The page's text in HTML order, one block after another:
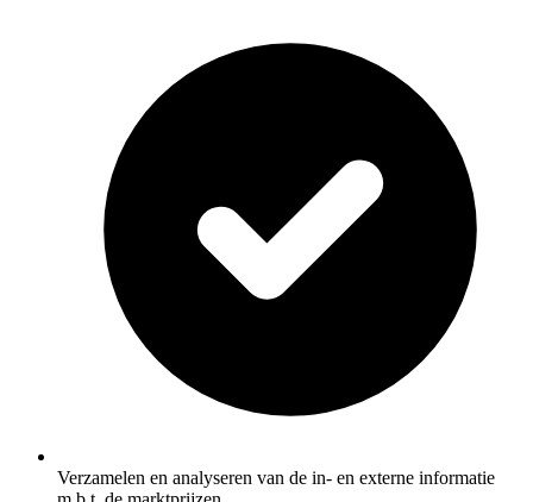
Verzamelen en analyseren van de in- en externe informatie